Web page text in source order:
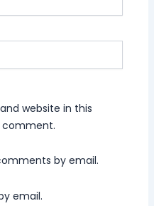
website in this
comment.
by email.
email.